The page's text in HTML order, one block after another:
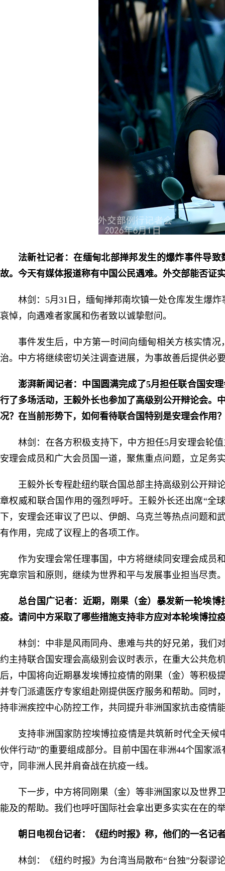
法新社记者：在缅甸北部掸邦发生的爆炸事件导
故。今天有媒体报道称有中国公民遇难。外交部能否证
林剑：5月31日，缅甸掸邦南坎镇一处仓库发生爆
哀悼，向遇难者家属和伤者致以诚挚慰问。
事件发生后，中方第一时间向缅甸相关方核实情
治。中方将继续密切关注调查进展，为事故善后提供必
澎湃新闻记者：中国圆满完成了5月担任联合国安
行了多场活动，王毅外长也参加了高级别公开辩论会。
况？在当前形势下，如何看待联合国特别是安理会作用
林剑：在各方积极支持下，中方担任5月安理会轮
安理会成员和广大会员国一道，聚焦重点问题，立足务
王毅外长专程赴纽约联合国总部主持高级别公开辩
章权威和联合国作用的强烈呼吁。王毅外长还出席“全
下，安理会还审议了巴以、伊朗、乌克兰等热点问题
有作用，完成了议程上的各项工作。
作为安理会常任理事国，中方将继续同安理会成员
宪章宗旨和原则，继续为世界和平与发展事业担当尽责
总台国广记者：近期，刚果（金）暴发新一轮埃
疫。请问中方采取了哪些措施支持非方应对本轮埃博拉
林剑：中非是风雨同舟、患难与共的好兄弟，我们
约主持联合国安理会高级别会议时表示，在重大公共危
后，中国将向近期暴发埃博拉疫情的刚果（金）等积极
并专门派遣医疗专家组赴刚提供医疗服务和帮助。同时
持非洲疾控中心防控工作，共同提升非洲国家抗击疫情
支持非洲国家防控埃博拉疫情是共筑新时代全天候
伙伴行动”的重要组成部分。目前中国在非洲44个国家
守，同非洲人民并肩奋战在抗疫一线。
下一步，中方将同刚果（金）等非洲国家以及世
能及的帮助。我们也呼吁国际社会拿出更多实实在在的
朝日电视台记者：《纽约时报》称，他们的一名记
林剑：《纽约时报》为台湾当局散布“台独”分裂谬